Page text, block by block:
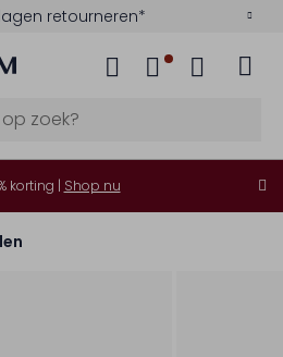
retourneren*
korting | Shop nu